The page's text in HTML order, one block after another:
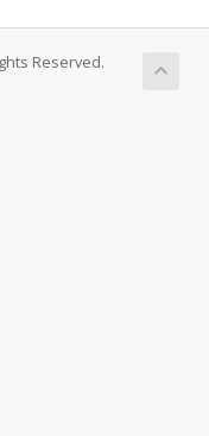
Reserved.